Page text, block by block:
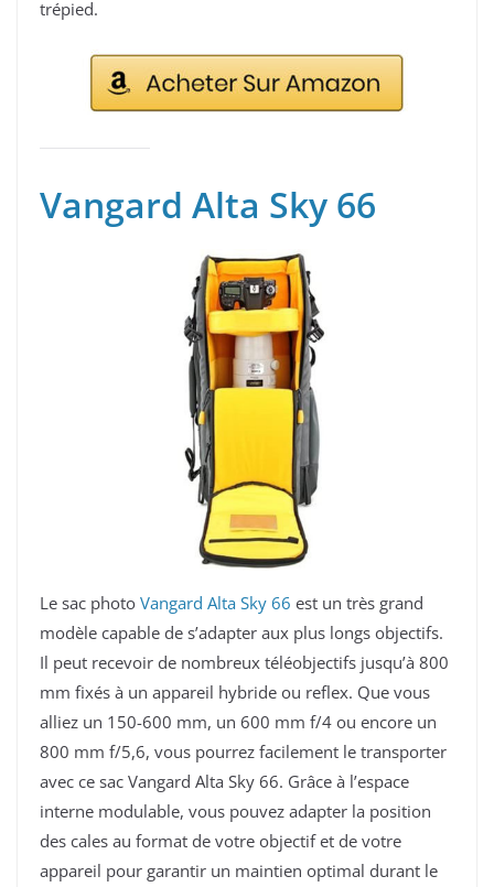
trépied.
Vangard Alta Sky 66
Le sac photo Vangard Alta Sky 66 est un très grand
modèle capable de s’adapter aux plus longs objectifs.
Il peut recevoir de nombreux téléobjectifs jusqu’à 800
mm fixés à un appareil hybride ou reflex. Que vous
alliez un 150-600 mm, un 600 mm f/4 ou encore un
800 mm f/5,6, vous pourrez facilement le transporter
avec ce sac Vangard Alta Sky 66. Grâce à l’espace
interne modulable, vous pouvez adapter la position
des cales au format de votre objectif et de votre
appareil pour garantir un maintien optimal durant le